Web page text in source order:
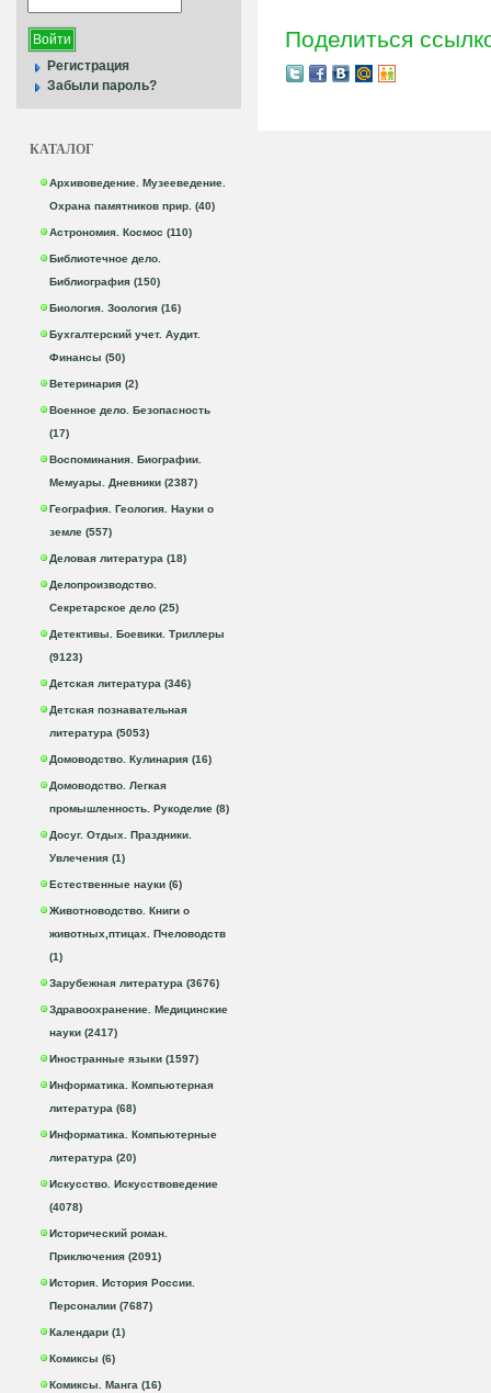
Регистрация
Забыли пароль?
КАТАЛОГ
Архивоведение. Музееведение.
Охрана памятников прир. (40)
Астрономия. Космос (110)
Библиотечное дело.
Библиография (150)
Биология. Зоология (16)
Бухгалтерский учет. Аудит.
Финансы (50)
Ветеринария (2)
Военное дело. Безопасность
(17)
Воспоминания. Биографии.
Мемуары. Дневники (2387)
География. Геология. Науки о
земле (557)
Деловая литература (18)
Делопроизводство.
Секретарское дело (25)
Детективы. Боевики. Триллеры
(9123)
Детская литература (346)
Детская познавательная
литература (5053)
Домоводство. Кулинария (16)
Домоводство. Легкая
промышленность. Рукоделие (8)
Досуг. Отдых. Праздники.
Увлечения (1)
Естественные науки (6)
Животноводство. Книги о
животных,птицах. Пчеловодств
(1)
Зарубежная литература (3676)
Здравоохранение. Медицинские
науки (2417)
Иностранные языки (1597)
Информатика. Компьютерная
литература (68)
Информатика. Компьютерные
литература (20)
Искусство. Искусствоведение
(4078)
Исторический роман.
Приключения (2091)
История. История России.
Персоналии (7687)
Календари (1)
Комиксы (6)
Комиксы. Манга (16)
Поделиться